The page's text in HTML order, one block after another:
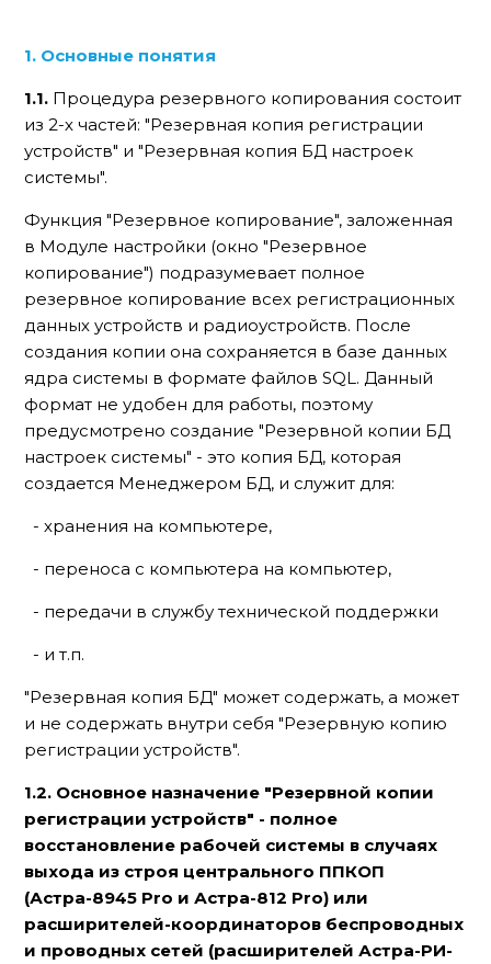
1. Основные понятия
1.1. Процедура резервного копирования состоит
из 2-х частей: "Резервная копия регистрации
устройств" и "Резервная копия БД настроек
системы".
Функция "Резервное копирование", заложенная
в Модуле настройки (окно "Резервное
копирование") подразумевает полное
резервное копирование всех регистрационных
данных устройств и радиоустройств. После
создания копии она сохраняется в базе данных
ядра системы в формате файлов SQL. Данный
формат не удобен для работы, поэтому
предусмотрено создание "Резервной копии БД
настроек системы" - это копия БД, которая
создается Менеджером БД, и служит для:
- хранения на компьютере,
- переноса с компьютера на компьютер,
- передачи в службу технической поддержки
- и т.п.
"Резервная копия БД" может содержать, а может
и не содержать внутри себя "Резервную копию
регистрации устройств".
1.2. Основное назначение "Резервной копии
регистрации устройств" - полное
восстановление рабочей системы в случаях
выхода из строя центрального ППКОП
(Астра-8945 Pro и Астра-812 Pro) или
расширителей-координаторов беспроводных
и проводных сетей (расширителей Астра-РИ-